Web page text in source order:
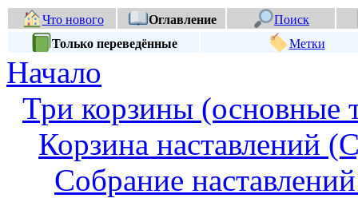
Что нового Оглавление
Поиск
Только переведённые
Метки
Начало
Три корзины (основные
Корзина наставлений
Собрание